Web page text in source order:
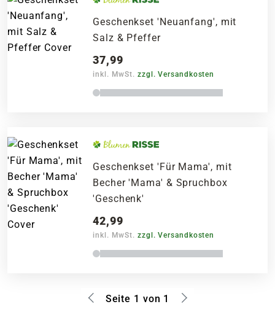
Geschenkset 'Neuanfang', mit
Salz & Pfeffer
37,99
inkl. MwSt. zzgl. Versandkosten
Geschenkset 'Für Mama', mit
Becher 'Mama' & Spruchbox
'Geschenk'
42,99
inkl. MwSt. zzgl. Versandkosten
Seite 1 von 1